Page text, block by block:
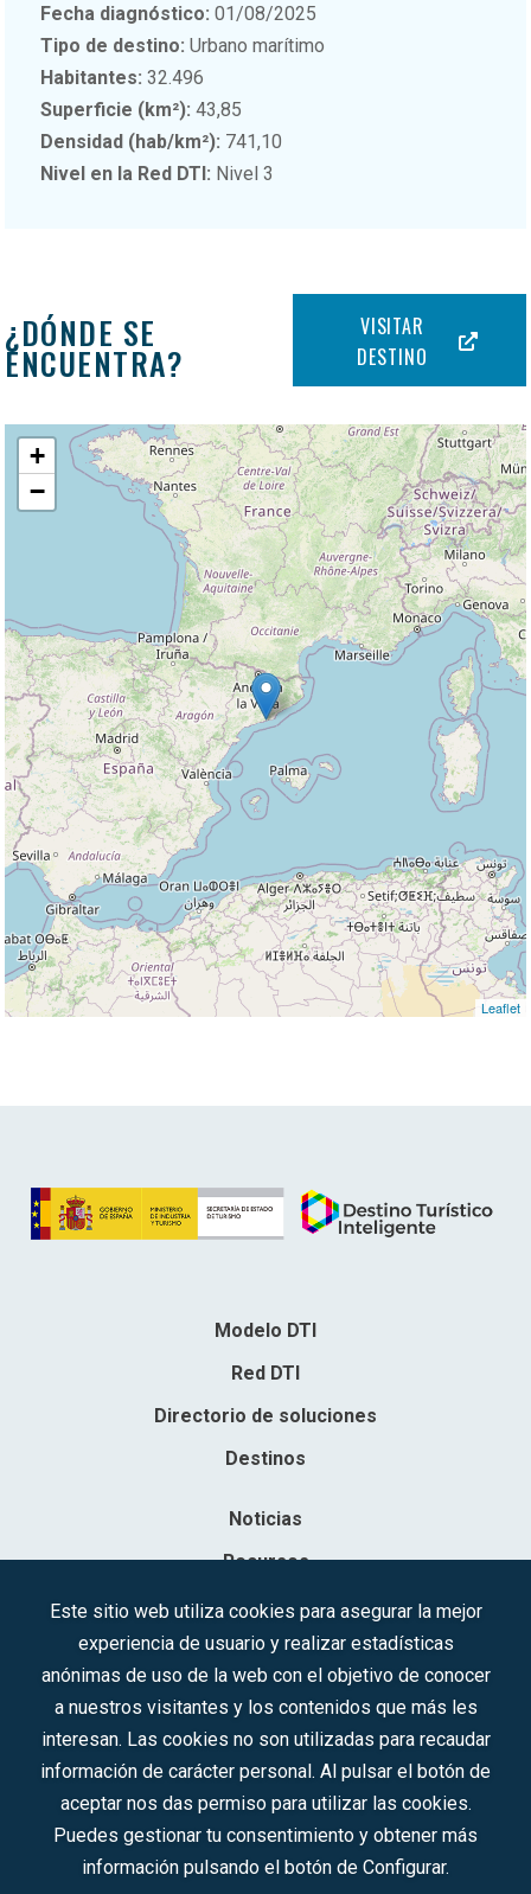
Fecha diagnóstico: 01/08/2025
Tipo de destino: Urbano marítimo
Habitantes: 32.496
Superficie (km²): 43,85
Densidad (hab/km²): 741,10
Nivel en la Red DTI: Nivel 3
¿DÓNDE SE
ENCUENTRA?
VISITAR
DESTINO
+
−
Leaflet
Modelo DTI
Red DTI
Directorio de soluciones
Destinos
Noticias
Recursos
Contacto
Sociedad Mercantil Estatal para la Gestión de la Innovación y las
Inscrita en el R.M. de Madrid, T, 12593, Se. 8, F. 129, H. 201.307.
C.I.F.: A-81/874.984
Síguenos en redes sociales:
Este sitio web utiliza cookies para asegurar la mejor
experiencia de usuario y realizar estadísticas
anónimas de uso de la web con el objetivo de conocer
a nuestros visitantes y los contenidos que más les
interesan. Las cookies no son utilizadas para recaudar
información de carácter personal. Al pulsar el botón de
aceptar nos das permiso para utilizar las cookies.
Puedes gestionar tu consentimiento y obtener más
información pulsando el botón de Configurar.